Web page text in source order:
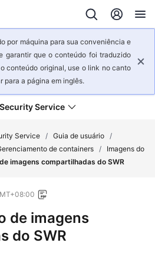
por máquina para sua conveniência e
garantir que o conteúdo foi traduzido
conteúdo original, use o link no canto
para a página em inglês.
Service
Service / Guia de usuário /
de containers /
Imagens do
imagens compartilhadas do SWR
de imagens
do SWR